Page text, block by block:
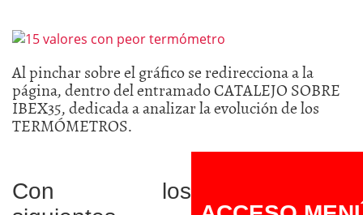
Al pinchar sobre el gráfico se redirecciona a la
página, dentro del entramado CATALEJO SOBRE
IBEX35, dedicada a analizar la evolución de los
TERMÓMETROS.
Con los